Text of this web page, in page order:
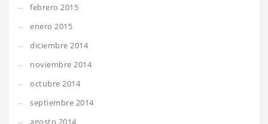
febrero 2015
enero 2015
diciembre 2014
noviembre 2014
octubre 2014
septiembre 2014
agosto 2014